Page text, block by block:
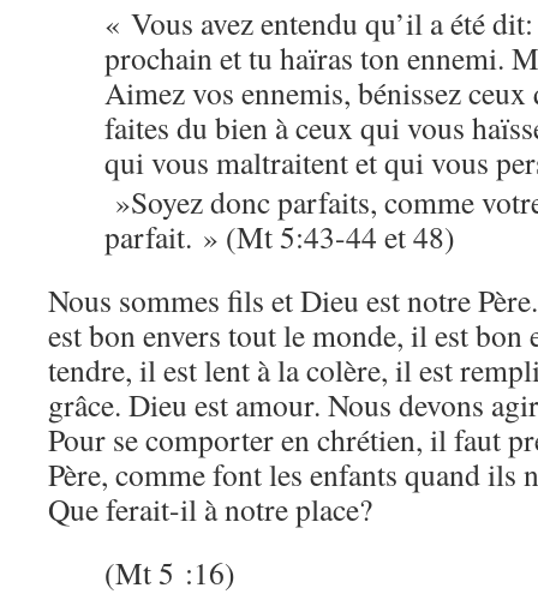
« Vous avez entendu qu’il a été
prochain et tu haïras ton ennemi.
Aimez vos ennemis, bénissez
faites du bien à ceux qui vous
qui vous maltraitent et qui vous
»Soyez donc parfaits, comme
parfait. » (Mt 5:43-44 et 48)
Nous sommes fils et Dieu est notre
est bon envers tout le monde, il est
tendre, il est lent à la colère, il est
grâce. Dieu est amour. Nous devons
Pour se comporter en chrétien, il faut
Père, comme font les enfants quand ils
Que ferait-il à notre place?
(Mt 5 :16)